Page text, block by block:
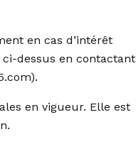
en cas d’intérêt
dessus en contactant
en vigueur. Elle est